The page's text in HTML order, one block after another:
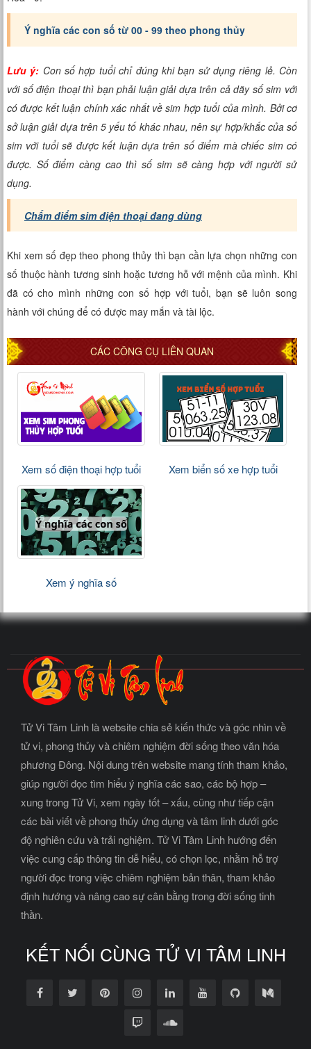
Ý nghĩa các con số từ 00 - 99 theo phong thủy
Lưu ý: Con số hợp tuổi chỉ đúng khi bạn sử dụng riêng lẻ. Còn
với số điện thoại thì bạn phải luận giải dựa trên cả dãy số sim với
có được kết luận chính xác nhất về sim hợp tuổi của mình. Bởi cơ
sở luận giải dựa trên 5 yếu tố khác nhau, nên sự hợp/khắc của số
sim với tuổi sẽ được kết luận dựa trên số điểm mà chiếc sim có
được. Số điểm càng cao thì số sim sẽ càng hợp với người sử
dụng.
Chấm điểm sim điện thoại đang dùng
Khi xem số đẹp theo phong thủy thì bạn cần lựa chọn những con
số thuộc hành tương sinh hoặc tương hỗ với mệnh của mình. Khi
đã có cho mình những con số hợp với tuổi, bạn sẽ luôn song
hành với chúng để có được may mắn và tài lộc.
CÁC CÔNG CỤ LIÊN QUAN
Xem số điện thoại hợp tuổi Xem biển số xe hợp tuổi
Xem ý nghĩa số
Tử Vi Tâm Linh là website chia sẻ kiến thức và góc nhìn về
tử vi, phong thủy và chiêm nghiệm đời sống theo văn hóa
phương Đông. Nội dung trên website mang tính tham khảo,
giúp người đọc tìm hiểu ý nghĩa các sao, các bộ hợp –
xung trong Tử Vi, xem ngày tốt – xấu, cũng như tiếp cận
các bài viết về phong thủy ứng dụng và tâm linh dưới góc
độ nghiên cứu và trải nghiệm. Tử Vi Tâm Linh hướng đến
việc cung cấp thông tin dễ hiểu, có chọn lọc, nhằm hỗ trợ
người đọc trong việc chiêm nghiệm bản thân, tham khảo
định hướng và nâng cao sự cân bằng trong đời sống tinh
thần.
KẾT NỐI CÙNG TỬ VI TÂM LINH